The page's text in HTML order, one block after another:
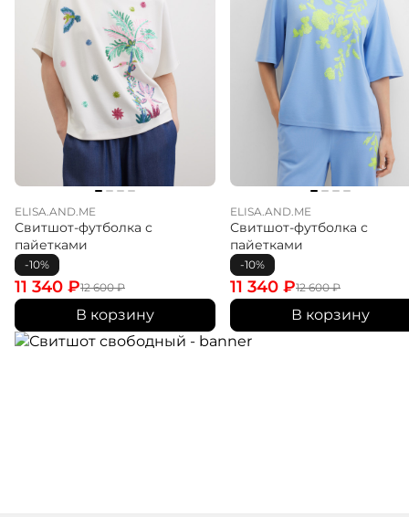
ELISA.AND.ME
Свитшот-футболка с
пайетками
-10%
12 600₽
11 340 ₽
В корзину
ELISA.AND.ME
Свитшот-футболка с
пайетками
-10%
12 600₽
11 340 ₽
В корзину